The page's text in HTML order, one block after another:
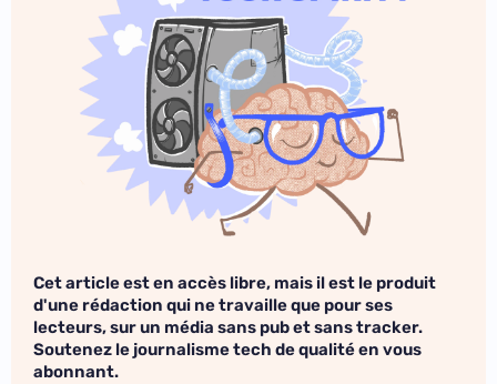
Cet article est en accès libre, mais il est le produit
d'une rédaction qui ne travaille que pour ses
lecteurs, sur un média sans pub et sans tracker.
Soutenez le journalisme tech de qualité en vous
abonnant.